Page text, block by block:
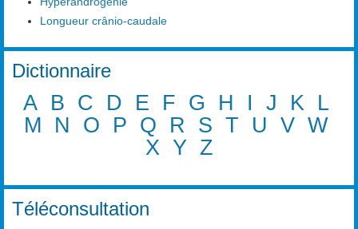
Longueur crânio-caudale
Dictionnaire
A B C D E F G H I J K
L
M
N O P Q R S T U V W
X Y Z
Téléconsultation